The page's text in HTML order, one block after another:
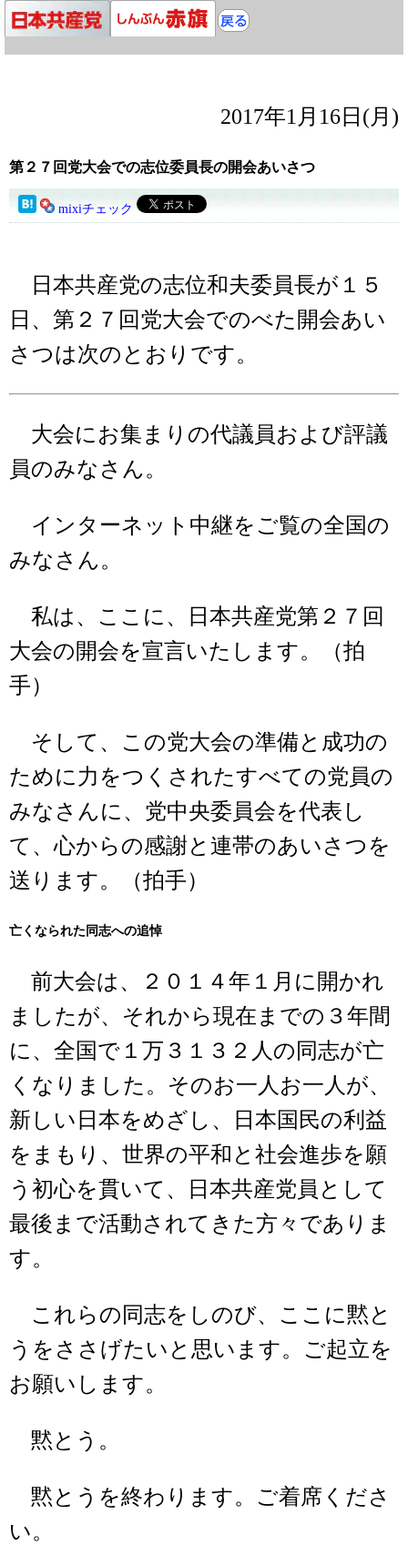
2017年1月16日(月)
第２７回党大会での志位委員長の開会あいさつ
mixiチェック
日本共産党の志位和夫委員長が１５
日、第２７回党大会でのべた開会あい
さつは次のとおりです。
大会にお集まりの代議員および評議
員のみなさん。
インターネット中継をご覧の全国の
みなさん。
私は、ここに、日本共産党第２７回
大会の開会を宣言いたします。（拍
手）
そして、この党大会の準備と成功の
ために力をつくされたすべての党員の
みなさんに、党中央委員会を代表し
て、心からの感謝と連帯のあいさつを
送ります。（拍手）
亡くなられた同志への追悼
前大会は、２０１４年１月に開かれ
ましたが、それから現在までの３年間
に、全国で１万３１３２人の同志が亡
くなりました。そのお一人お一人が、
新しい日本をめざし、日本国民の利益
をまもり、世界の平和と社会進歩を願
う初心を貫いて、日本共産党員として
最後まで活動されてきた方々でありま
す。
これらの同志をしのび、ここに黙と
うをささげたいと思います。ご起立を
お願いします。
黙とう。
黙とうを終わります。ご着席くださ
い。